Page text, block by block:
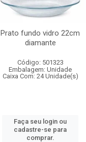
Prato fundo vidro 22cm
diamante
Código: 501323
Embalagem: Unidade
Caixa Com: 24 Unidade(s)
Faça seu login ou
cadastre-se para
comprar.